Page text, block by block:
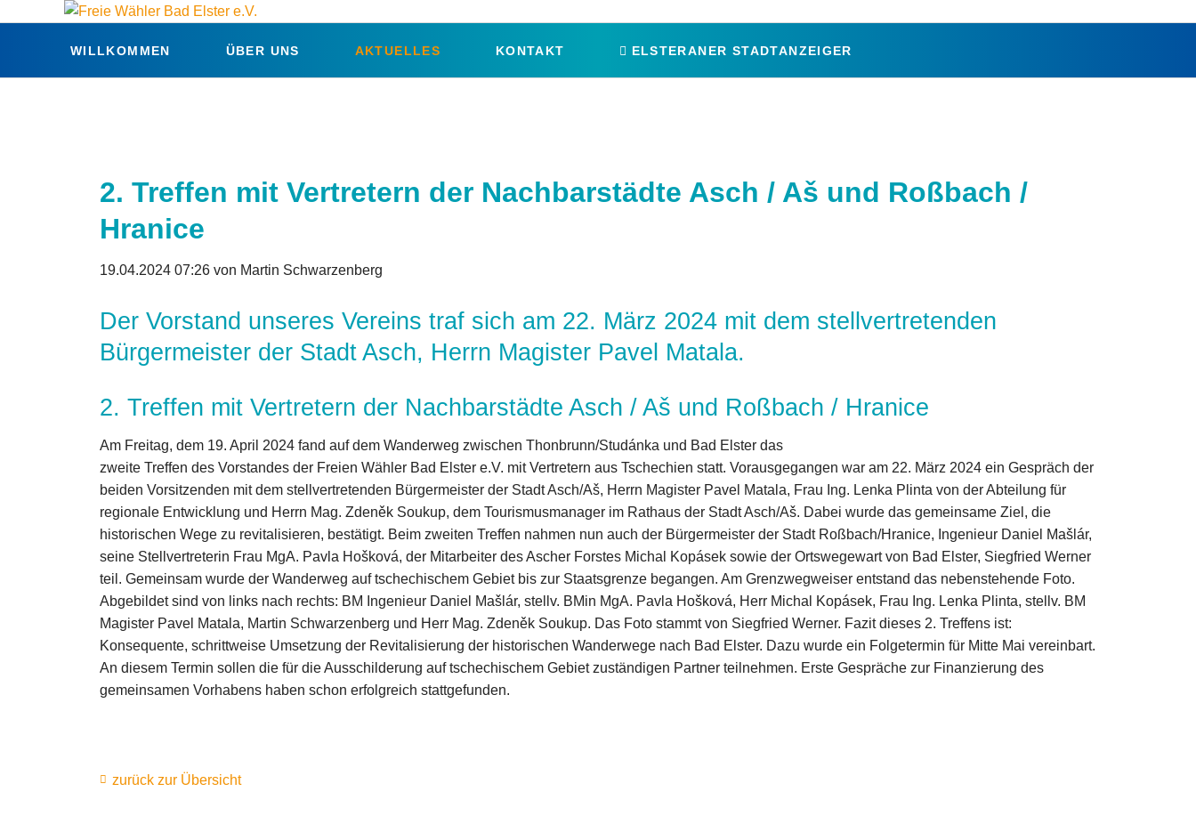
WILLKOMMEN ÜBER UNS AKTUELLES KONTAKT ELSTERANER STADTANZEIGER
2. Treffen mit Vertretern der Nachbarstädte Asch / Aš und Roßbach /
Hranice
19.04.2024 07:26 von Martin Schwarzenberg
Der Vorstand unseres Vereins traf sich am 22. März 2024 mit dem stellvertretenden
Bürgermeister der Stadt Asch, Herrn Magister Pavel Matala.
2. Treffen mit Vertretern der Nachbarstädte Asch / Aš und Roßbach / Hranice
Am Freitag, dem 19. April 2024 fand auf dem Wanderweg zwischen Thonbrunn/Studánka und Bad Elster das
zweite Treffen des Vorstandes der Freien Wähler Bad Elster e.V. mit Vertretern aus Tschechien statt. Vorausgegangen war am 22. März 2024 ein Gespräch der
beiden Vorsitzenden mit dem stellvertretenden Bürgermeister der Stadt Asch/Aš, Herrn Magister Pavel Matala, Frau Ing. Lenka Plinta von der Abteilung für
regionale Entwicklung und Herrn Mag. Zdeněk Soukup, dem Tourismusmanager im Rathaus der Stadt Asch/Aš. Dabei wurde das gemeinsame Ziel, die
historischen Wege zu revitalisieren, bestätigt. Beim zweiten Treffen nahmen nun auch der Bürgermeister der Stadt Roßbach/Hranice, Ingenieur Daniel Mašlár,
seine Stellvertreterin Frau MgA. Pavla Hošková, der Mitarbeiter des Ascher Forstes Michal Kopásek sowie der Ortswegewart von Bad Elster, Siegfried Werner
teil. Gemeinsam wurde der Wanderweg auf tschechischem Gebiet bis zur Staatsgrenze begangen. Am Grenzwegweiser entstand das nebenstehende Foto.
Abgebildet sind von links nach rechts: BM Ingenieur Daniel Mašlár, stellv. BMin MgA. Pavla Hošková, Herr Michal Kopásek, Frau Ing. Lenka Plinta, stellv. BM
Magister Pavel Matala, Martin Schwarzenberg und Herr Mag. Zdeněk Soukup. Das Foto stammt von Siegfried Werner. Fazit dieses 2. Treffens ist:
Konsequente, schrittweise Umsetzung der Revitalisierung der historischen Wanderwege nach Bad Elster. Dazu wurde ein Folgetermin für Mitte Mai vereinbart.
An diesem Termin sollen die für die Ausschilderung auf tschechischem Gebiet zuständigen Partner teilnehmen. Erste Gespräche zur Finanzierung des
gemeinsamen Vorhabens haben schon erfolgreich stattgefunden.
zurück zur Übersicht